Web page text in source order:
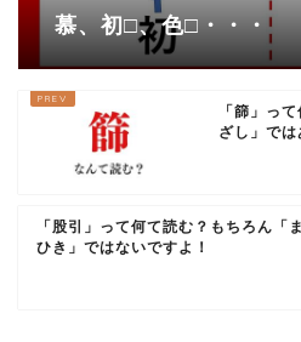
慕、初□、色□・・・
「篩」っ
ざし」では
「股引」って何て読む？もちろん「
ひき」ではないですよ！